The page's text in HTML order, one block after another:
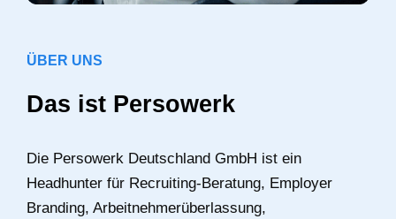
ÜBER UNS
Das ist Persowerk
Die Persowerk Deutschland GmbH ist ein
Headhunter für Recruiting-Beratung, Employer
Branding, Arbeitnehmerüberlassung,